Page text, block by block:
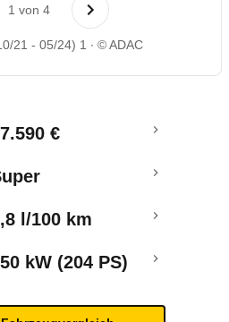
1 von 4
21 - 05/24) 1 © ADAC
€
l/100 km
kW (204 PS)